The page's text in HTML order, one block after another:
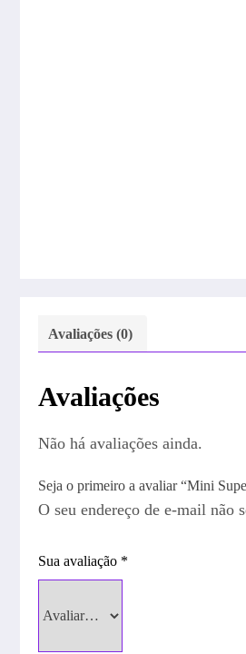
Avaliações (0)
Avaliações
Não há avaliações ainda.
Seja o primeiro a avaliar “Mini
O seu endereço de e-mail não
Sua avaliação *